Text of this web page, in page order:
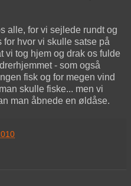
alle, for vi sejlede rundt og
for hvor vi skulle satse på
vi tog hjem og drak os fulde
- som også
fisk og for megen vind
skulle fiske... men vi
man åbnede en øldåse.